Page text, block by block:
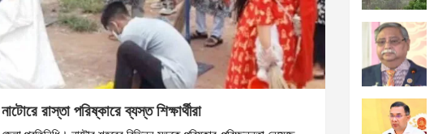
নাটোরে রাস্তা পরিষ্কারে ব্যস্ত শিক্ষার্থীরা